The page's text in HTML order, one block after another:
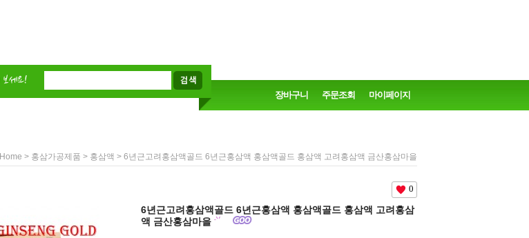
장바구니 주문조회 마이페이지
Home > 홍삼가공제품 > 홍삼액 > 6년근고려홍삼액골드 6년근홍삼액 홍삼액골드 홍삼액 고려홍삼액 금산홍삼마을
0
6년근고려홍삼액골드 6년근홍삼액 홍삼액골드 홍삼액 고려홍삼
액 금산홍삼마을